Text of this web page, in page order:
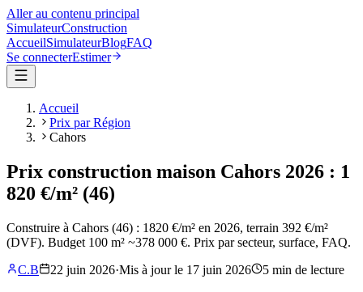
Aller au contenu principal
SimulateurConstruction
AccueilSimulateurBlogFAQ
Se connecterEstimer
Accueil
Prix par Région
Cahors
Prix construction maison Cahors 2026 : 1
820 €/m² (46)
Construire à Cahors (46) : 1820 €/m² en 2026, terrain 392 €/m²
(DVF). Budget 100 m² ~378 000 €. Prix par secteur, surface, FAQ.
C.B
22 juin 2026·Mis à jour le 17 juin 2026 5 min de lecture